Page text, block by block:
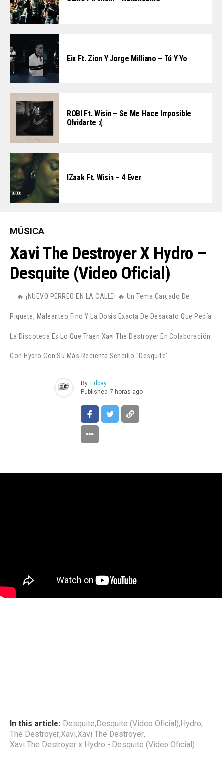
Eix Ft. Zion Y Jorge Milliano – Tú Y Yo
ROBI Ft. Wisin – Se Me Hace Imposible
Olvidarte :(
IZaak Ft. Wisin – 4 Ever
MÚSICA
Xavi The Destroyer X Hydro –
Desquite (Video Oficial)
🔥 ¡NUEVO PERREO EN LA CALLE! 🔥 Un Tema Cargado De
Piquete, Maleanteo Fino Y La Dosis Exacta De Desacato Que Pedía
La Discoteca Es Lo Que Traen Xavi The Destroyer En Colaboración
Con Hydro Con Su Más Reciente Sencillo "Desquite"
By Edbay
Published 7 horas ago
In this article: Desquite,Desquite (Video Oficial),Hydro,
The Destroyer,Xavi,Xavi The Destroyer,
Xavi The Destroyer x Hydro - Desquite (Video Oficial)